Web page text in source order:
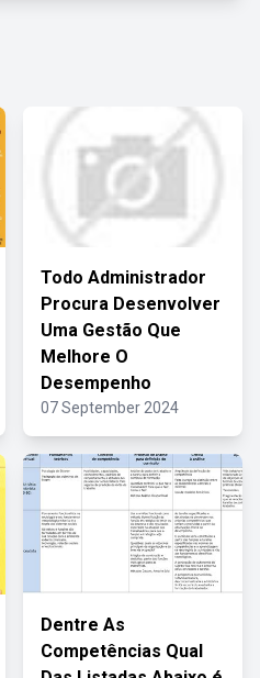
Todo Administrador
Procura Desenvolver
Uma Gestão Que
Melhore O
Desempenho
07 September 2024
Dentre As
Competências Qual